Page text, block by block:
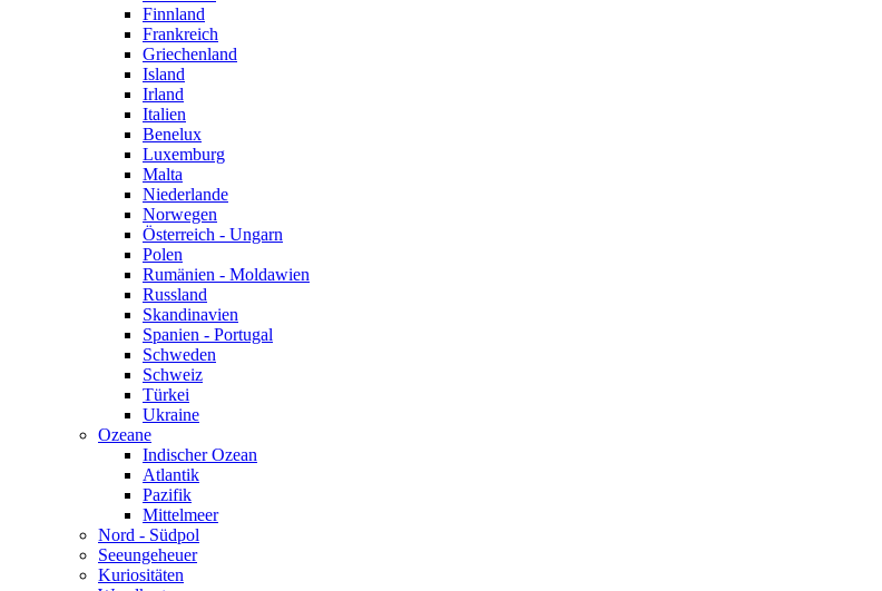
Finnland
Frankreich
Griechenland
Island
Irland
Italien
Benelux
Luxemburg
Malta
Niederlande
Norwegen
Österreich - Ungarn
Polen
Rumänien - Moldawien
Russland
Skandinavien
Spanien - Portugal
Schweden
Schweiz
Türkei
Ukraine
Ozeane
Indischer Ozean
Atlantik
Pazifik
Mittelmeer
Nord - Südpol
Seeungeheuer
Kuriositäten